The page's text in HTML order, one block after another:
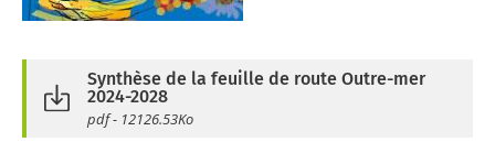
Synthèse de la feuille de route Outre-mer
2024-2028
pdf - 12126.53Ko